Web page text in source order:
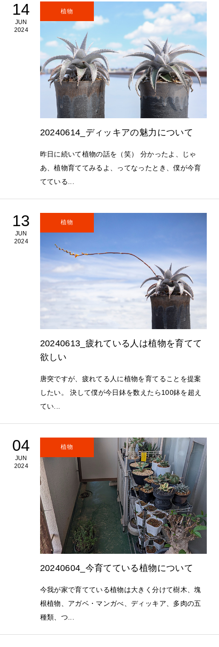
14
JUN
2024
植物
20240614_ディッキアの魅力について
昨日に続いて植物の話を（笑） 分かったよ、じゃ
あ、植物育ててみるよ、ってなったとき、僕が今育
てている...
13
JUN
2024
植物
20240613_疲れている人は植物を育てて
欲しい
唐突ですが、疲れてる人に植物を育てることを提案
したい。 決して僕が今日鉢を数えたら100鉢を超え
てい...
04
JUN
2024
植物
20240604_今育てている植物について
今我が家で育てている植物は大きく分けて樹木、塊
根植物、アガベ・マンガべ、ディッキア、多肉の五
種類、つ...